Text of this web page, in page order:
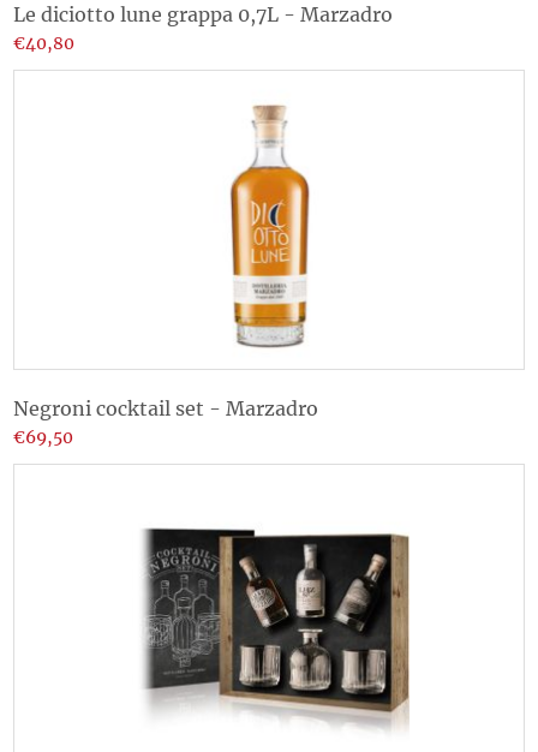
Le diciotto lune grappa 0,7L - Marzadro
€40,80
Negroni cocktail set - Marzadro
€69,50